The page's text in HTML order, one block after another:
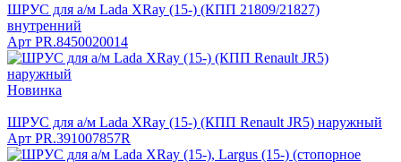
ШРУС для а/м Lada XRay (15-) (КПП 21809/21827)
внутренний
Арт PR.8450020014
Новинка
ШРУС для а/м Lada XRay (15-) (КПП Renault JR5) наружный
Арт PR.391007857R